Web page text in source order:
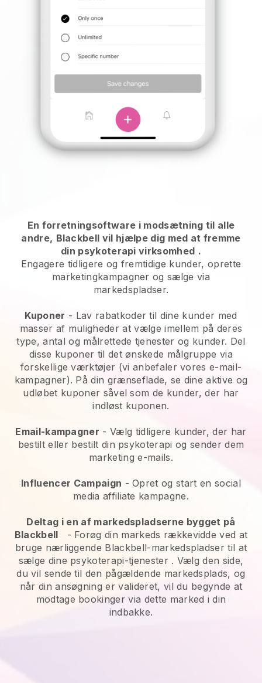
En forretningsoftware i modsætning til alle
andre, Blackbell vil hjælpe dig med at fremme
din psykoterapi virksomhed .
Engagere tidligere og fremtidige kunder, oprette
marketingkampagner og sælge via
markedspladser.
Kuponer - Lav rabatkoder til dine kunder med
masser af muligheder at vælge imellem på deres
type, antal og målrettede tjenester og kunder. Del
disse kuponer til det ønskede målgruppe via
forskellige værktøjer (vi anbefaler vores e-mail-
kampagner). På din grænseflade, se dine aktive og
udløbet kuponer såvel som de kunder, der har
indløst kuponen.
Email-kampagner -Vælg tidligere kunder, der har
bestilt eller bestilt din psykoterapi og sender dem
marketing e-mails.
Influencer Campaign - Opret og start en social
media affiliate kampagne.
Deltag i en af markedspladserne bygget på
Blackbell
- Forøg din markeds rækkevidde ved at
bruge nærliggende Blackbell-markedspladser til at
sælge dine psykoterapi-tjenester. Vælg den side,
du vil sende til den pågældende markedsplads, og
når din ansøgning er valideret, vil du begynde at
modtage bookinger via dette marked i din
indbakke.